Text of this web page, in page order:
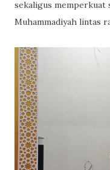
sekaligus memperkuat
Muhammadiyah lintas